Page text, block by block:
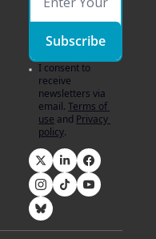
Subscribe
I consent to
receive
newsletters via
email. Terms of
use and Privacy
policy.